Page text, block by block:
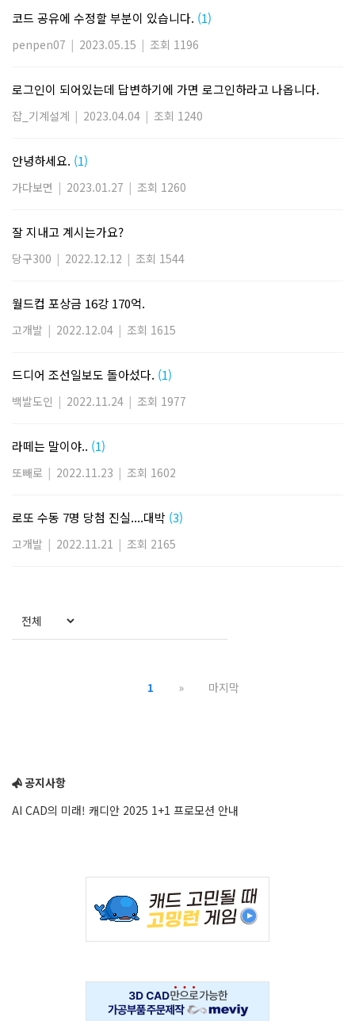
코드 공유에 수정할 부분이 있습니다. (1)
penpen07 | 2023.05.15 | 조회 1196
로그인이 되어있는데 답변하기에 가면 로그인하라고 나옵니다.
잡_기계설계 | 2023.04.04 | 조회 1240
안녕하세요. (1)
가다보면 | 2023.01.27 | 조회 1260
잘 지내고 계시는가요?
당구300 | 2022.12.12 | 조회 1544
월드컵 포상금 16강 170억.
고개발 | 2022.12.04 | 조회 1615
드디어 조선일보도 돌아섰다. (1)
백발도인 | 2022.11.24 | 조회 1977
라떼는 말이야.. (1)
또빼로 | 2022.11.23 | 조회 1602
로또 수동 7명 당첨 진실....대박 (3)
고개발 | 2022.11.21 | 조회 2165
1 » 마지막
공지사항
AI CAD의 미래! 캐디안 2025 1+1 프로모션 안내